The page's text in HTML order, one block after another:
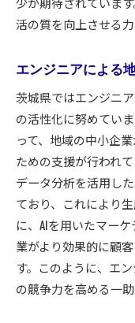
活の質を向上させる力
エンジニアによる
茨城県ではエンジニ
の活性化に努めてい
って、地域の中小企
ための支援が行われ
データ分析を活用し
ており、これにより
に、AIを用いたマー
業がより効果的に顧
す。このように、エ
の競争力を高める一助